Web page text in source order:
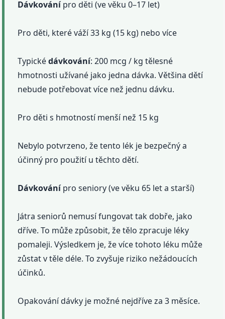
Dávkovánípro děti (ve věku 0–17 let)
Pro děti, které váží 33 kg (15 kg) nebo více
Typickédávkování: 200 mcg / kg tělesné
hmotnosti užívané jako jedna dávka. Většina dětí
nebude potřebovat více než jednu dávku.
Pro děti s hmotností menší než 15 kg
Nebylo potvrzeno, že tento lék je bezpečný a
účinný pro použití u těchto dětí.
Dávkovánípro seniory (ve věku 65 let a starší)
Játra seniorů nemusí fungovat tak dobře, jako
dříve. To může způsobit, že tělo zpracuje léky
pomaleji. Výsledkem je, že více tohoto léku může
zůstat v těle déle. To zvyšuje riziko nežádoucích
účinků.
Opakování dávky je možné nejdříve za 3 měsíce.